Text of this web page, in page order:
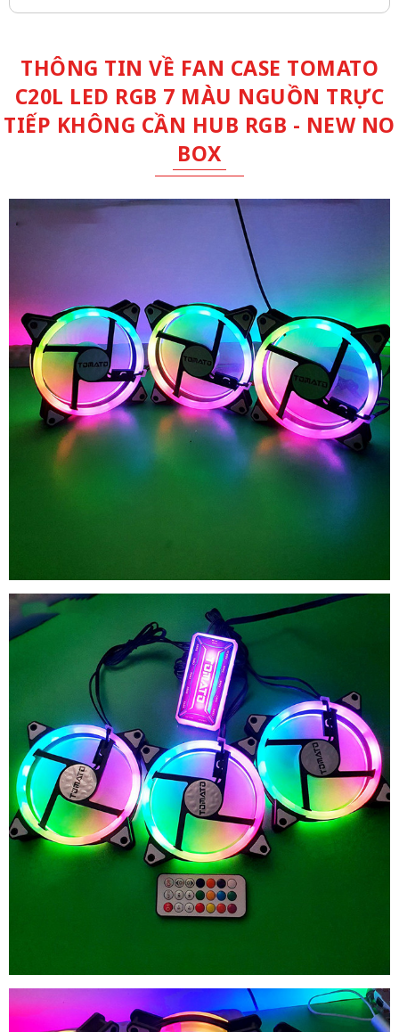
THÔNG TIN VỀ FAN CASE TOMATO
C20L LED RGB 7 MÀU NGUỒN TRỰC
TIẾP KHÔNG CẦN HUB RGB - NEW NO
BOX